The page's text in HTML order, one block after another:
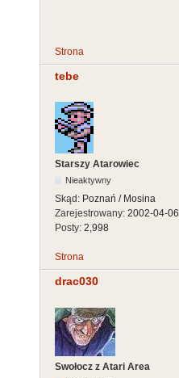
Strona
tebe
Starszy Atarowiec
Nieaktywny
Skąd: Poznań / Mosina
Zarejestrowany: 2002-04-06
Posty: 2,998
Strona
drac030
Swołocz z Atari Area